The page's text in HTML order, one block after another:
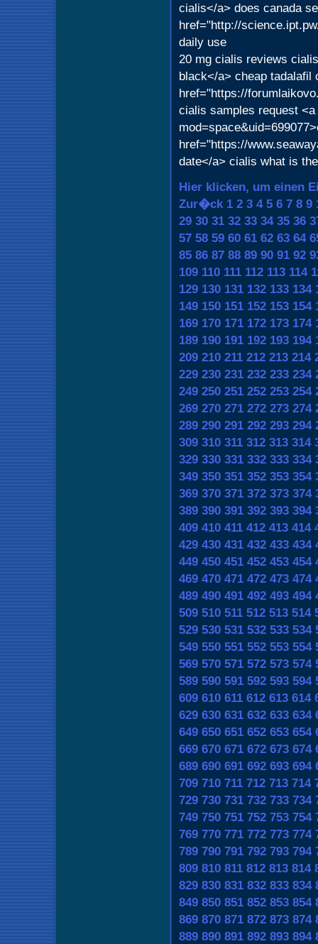
cialis</a> does canada
href="http://
daily use
20 mg cialis reviews
black</a> cheap
href="https://
cialis samples request
href="https://
date</a> cialis what is
Hier klicken, um einen
Zur�ck 1 2 3 4 5 6 7 8 9
29 30 31 32 33 34 35 36
57 58 59 60 61 62 63 64
85 86 87 88 89 90 91 92
109 110 111 112 113 114
129 130 131 132 133 134
149 150 151 152 153 154
169 170 171 172 173 174
189 190 191 192 193 194
209 210 211 212 213 214
229 230 231 232 233 234
249 250 251 252 253 254
269 270 271 272 273 274
289 290 291 292 293 294
309 310 311 312 313 314
329 330 331 332 333 334
349 350 351 352 353 354
369 370 371 372 373 374
389 390 391 392 393 394
409 410 411 412 413 414
429 430 431 432 433 434
449 450 451 452 453 454
469 470 471 472 473 474
489 490 491 492 493 494
509 510 511 512 513 514
529 530 531 532 533 534
549 550 551 552 553 554
569 570 571 572 573 574
589 590 591 592 593 594
609 610 611 612 613 614
629 630 631 632 633 634
649 650 651 652 653 654
669 670 671 672 673 674
689 690 691 692 693 694
709 710 711 712 713 714
729 730 731 732 733 734
749 750 751 752 753 754
769 770 771 772 773 774
789 790 791 792 793 794
809 810 811 812 813 814
829 830 831 832 833 834
849 850 851 852 853 854
869 870 871 872 873 874
889 890 891 892 893 894